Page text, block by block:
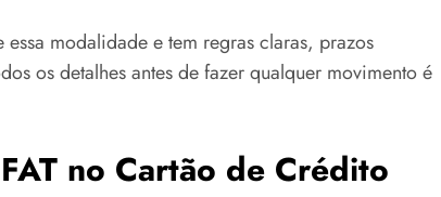
modalidade e tem regras claras, prazos
os detalhes antes de fazer qualquer movimento é
no Cartão de Crédito